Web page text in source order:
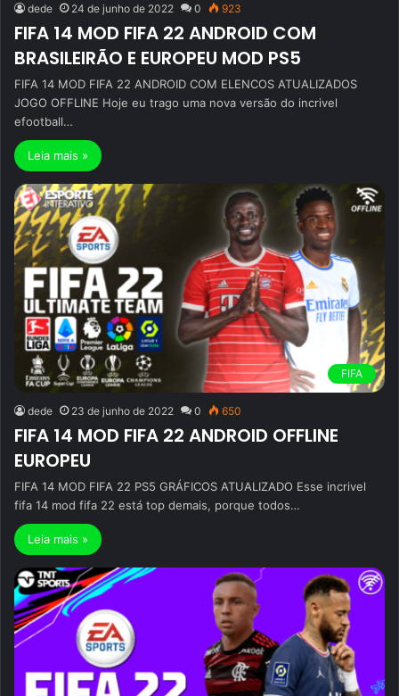
dede 24 de junho de 2022 0 923
FIFA 14 MOD FIFA 22 ANDROID COM
BRASILEIRÃO E EUROPEU MOD PS5
FIFA 14 MOD FIFA 22 ANDROID COM ELENCOS ATUALIZADOS
JOGO OFFLINE Hoje eu trago uma nova versão do incrivel
efootball…
Leia mais »
FIFA
dede 23 de junho de 2022 0 650
FIFA 14 MOD FIFA 22 ANDROID OFFLINE
EUROPEU
FIFA 14 MOD FIFA 22 PS5 GRÁFICOS ATUALIZADO Esse incrivel
fifa 14 mod fifa 22 está top demais, porque todos…
Leia mais »